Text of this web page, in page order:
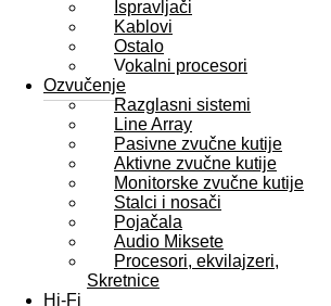
Ispravljači
Kablovi
Ostalo
Vokalni procesori
Ozvučenje
Razglasni sistemi
Line Array
Pasivne zvučne kutije
Aktivne zvučne kutije
Monitorske zvučne kutije
Stalci i nosači
Pojačala
Audio Miksete
Procesori, ekvilajzeri,
Skretnice
Hi-Fi